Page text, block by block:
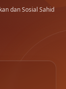
dan Sosial Sahid